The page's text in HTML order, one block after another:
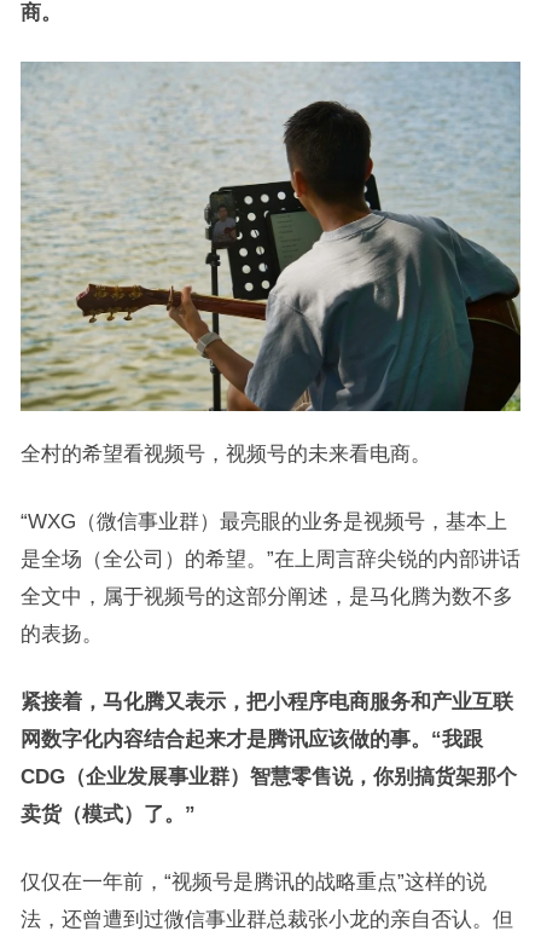
商。
‍‍‍‍‍‍‍‍‍‍‍‍‍‍‍‍‍‍全村的希望看视频号，视频号的未来看电商。
“WXG（微信事业群）最亮眼的业务是视频号，基本上
是全场（全公司）的希望。”在上周言辞尖锐的内部讲话
全文中，属于视频号的这部分阐述，是马化腾为数不多
的表扬。
紧接着，马化腾又表示，把小程序电商服务和产业互联
网数字化内容结合起来才是腾讯应该做的事。“我跟
CDG（企业发展事业群）智慧零售说，你别搞货架那个
卖货（模式）了。”
仅仅在一年前，“视频号是腾讯的战略重点”这样的说
法，还曾遭到过微信事业群总裁张小龙的亲自否认。但